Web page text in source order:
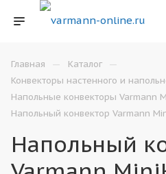
Главная — Каталог —
Конвекторы настенного и
Напольные конвекторы Varmann
Напольный конвектор Varmann
Напольный